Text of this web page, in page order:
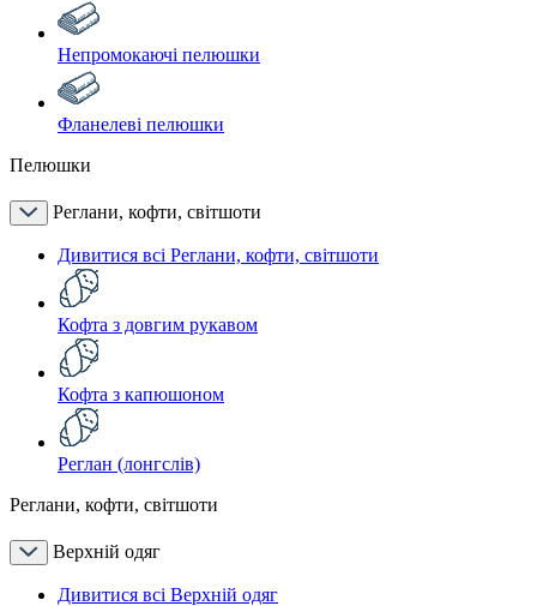
Непромокаючі пелюшки
Фланелеві пелюшки
Пелюшки
Реглани, кофти, світшоти
Дивитися всі Реглани, кофти, світшоти
Кофта з довгим рукавом
Кофта з капюшоном
Реглан (лонгслів)
Реглани, кофти, світшоти
Верхній одяг
Дивитися всі Верхній одяг